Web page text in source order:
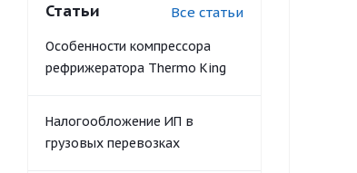
Статьи Все статьи
Особенности компрессора
рефрижератора Thermo King
Налогообложение ИП в
грузовых перевозках